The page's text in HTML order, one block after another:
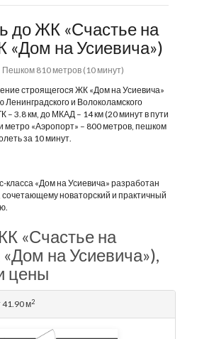
до ЖК «Счастье на
«Дом на Усиевича»)
Пешком 810 метров (10 минут)
строящегося ЖК «Дом на Усиевича»
Ленинградского и Волоколамского
– 3.8 км, до МКАД – 14 км (20 минут в пути
метро «Аэропорт» – 800 метров, пешком
за 10 минут.
класса «Дом на Усиевича» разработан
сочетающему новаторский и практичный
«Счастье на
на Усиевича»),
цены
41.90 м2